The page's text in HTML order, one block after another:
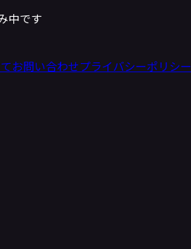
中です
お問い合わせプライバシーポリシー